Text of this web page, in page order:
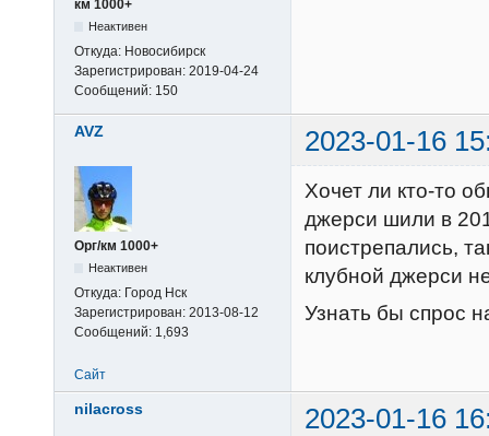
км 1000+
Неактивен
Откуда: Новосибирск
Зарегистрирован: 2019-04-24
Сообщений: 150
AVZ 2023-01-16
Орг/км 1000+
Неактивен
Откуда: Город Нск
Зарегистрирован: 2013-08-12
Сообщений: 1,693
Хочет ли кто-то
джерси шили в
поистрепались,
клубной джерси
Узнать бы спрос
Сайт
nilacross 2023-01-16